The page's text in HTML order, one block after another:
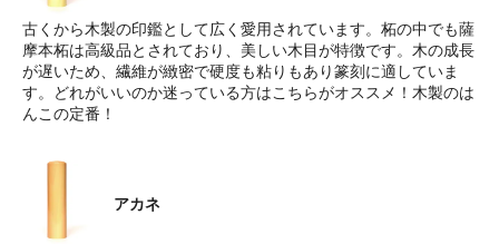
古くから木製の印鑑として広く愛用されています。柘の中でも薩
摩本柘は高級品とされており、美しい木目が特徴です。木の成長
が遅いため、繊維が緻密で硬度も粘りもあり篆刻に適していま
す。どれがいいのか迷っている方はこちらがオススメ！木製のは
んこの定番！
アカネ